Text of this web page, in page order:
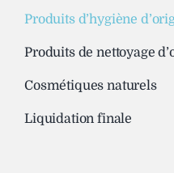
Produits d’hygiène
Produits de nettoyage
Cosmétiques naturels
Liquidation finale